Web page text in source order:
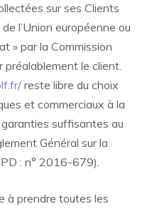
sur ses Clients
l’Union européenne ou
» par la Commission
préalablement le client.
reste libre du choix
et commerciaux à la
suffisantes au
Général sur la
: n° 2016-679).
à prendre toutes les